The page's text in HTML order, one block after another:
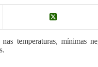
temperaturas, mínimas